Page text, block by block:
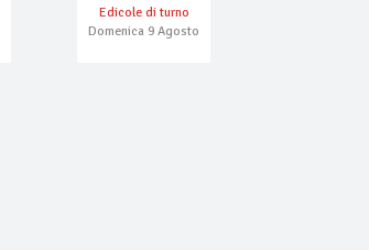
Edicole di turno
Domenica 9 Agosto